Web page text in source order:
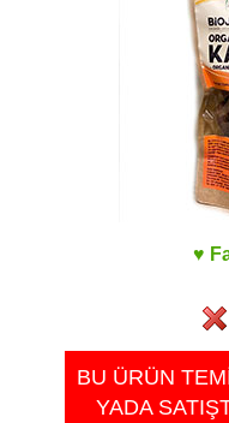
♥
BU ÜRÜN
YADA